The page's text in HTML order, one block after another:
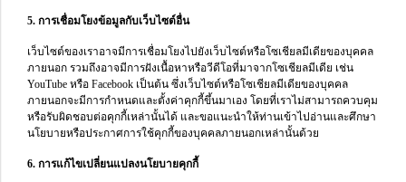
5. การเชื่อมโยงข้อมูลกับเว็บไซต์อื่น
เว็บไซต์ของเราอาจมีการเชื่อมโยงไปยังเว็บไซต์หรือโซเชียลมีเดียของบุคคล
ภายนอก รวมถึงอาจมีการฝังเนื้อหาหรือวีดีโอที่มาจากโซเชียลมีเดีย เช่น
YouTube หรือ Facebook เป็นต้น ซึ่งเว็บไซต์หรือโซเชียลมีเดียของบุคคล
ภายนอกจะมีการกำหนดและตั้งค่าคุกกี้ขึ้นมาเอง โดยที่เราไม่สามารถควบคุม
หรือรับผิดชอบต่อคุกกี้เหล่านั้นได้ และขอแนะนำให้ท่านเข้าไปอ่านและศึกษา
นโยบายหรือประกาศการใช้คุกกี้ของบุคคลภายนอกเหล่านั้นด้วย
6. การแก้ไขเปลี่ยนแปลงนโยบายคุกกี้